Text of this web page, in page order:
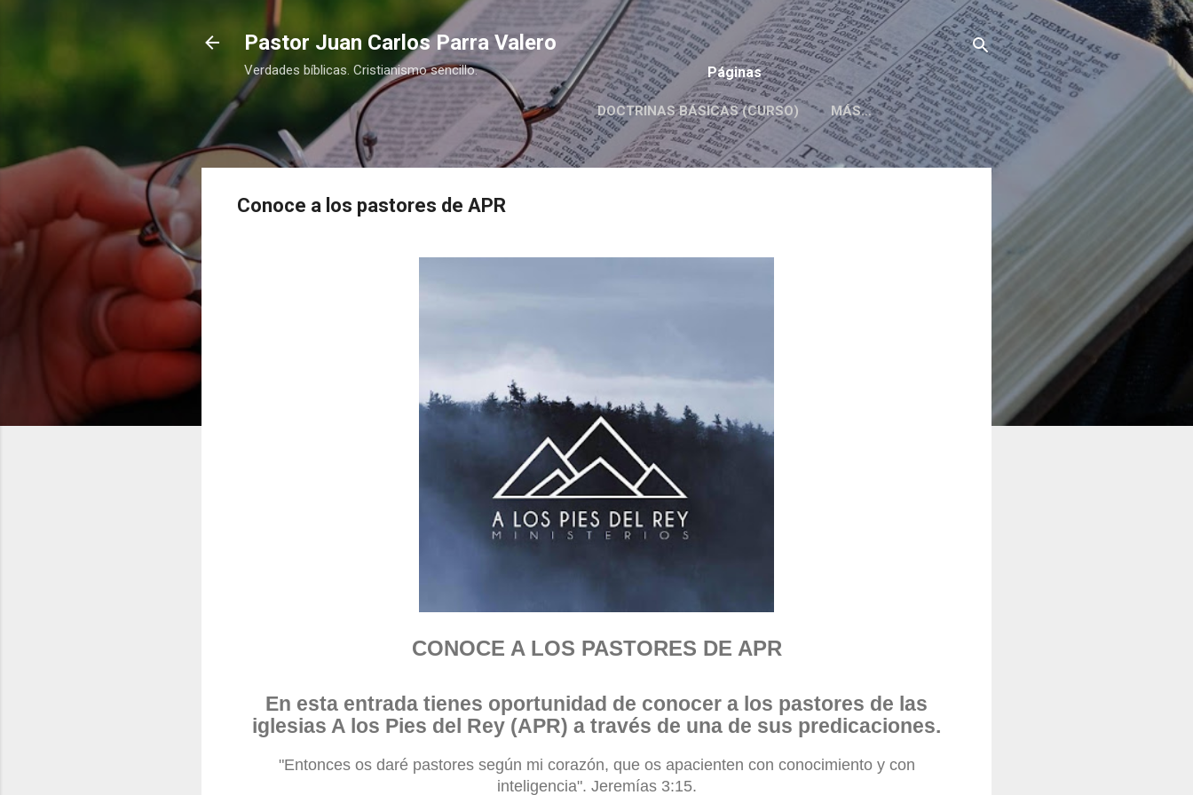
Ir al contenido principal
Pastor Juan Carlos Parra Valero
Verdades bíblicas. Cristianismo sencillo. Páginas
DOCTRINAS BÁSICAS (CURSO) MÁS…
Conoce a los pastores de APR
CONOCE A LOS PASTORES DE APR
En esta entrada tienes oportunidad de conocer a los pastores de las
iglesias A los Pies del Rey (APR) a través de una de sus predicaciones.
"Entonces os daré pastores según mi corazón, que os apacienten con conocimiento y con
inteligencia". Jeremías 3:15.